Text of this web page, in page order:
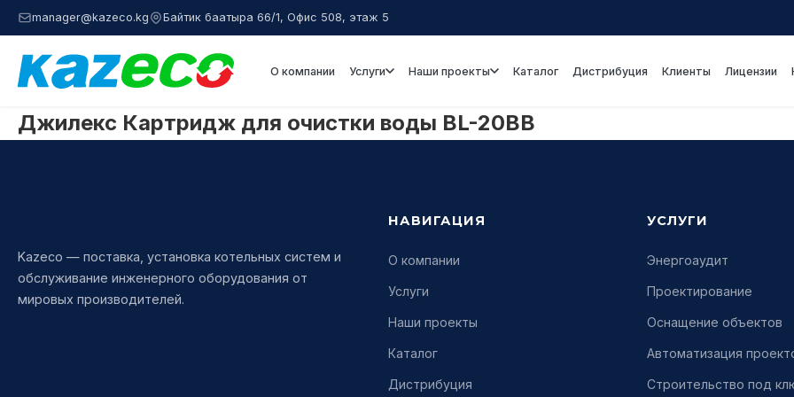
manager@kazeco.kg Байтик баатыра 66/1, Офис 508, этаж 5
О компании Услуги Наши проекты Каталог Дистрибуция Клиенты Лицензии
Джилекс Картридж для очистки воды BL-20BB
Kazeco — поставка, установка котельных систем и
обслуживание инженерного оборудования от
мировых производителей.
НАВИГАЦИЯ
О компании
Услуги
Наши проекты
Каталог
Дистрибуция
УСЛУГИ
Энергоаудит
Проектирование
Оснащение объектов
Автоматизация
Строительство под